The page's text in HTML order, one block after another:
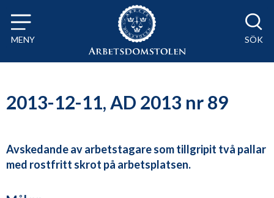
Till innehåll på sidan x
MENY SÖK
2013-12-11, AD 2013 nr 89
Avskedande av arbetstagare som tillgripit två pallar
med rostfritt skrot på arbetsplatsen.